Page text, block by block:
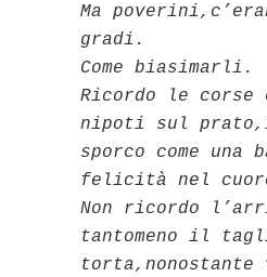
Ma
gradi.
Come biasimarli.
Ricordo le corse
nipoti sul
sporco come una
felicità nel
Non ricordo
tantomeno il
torta,nonostante